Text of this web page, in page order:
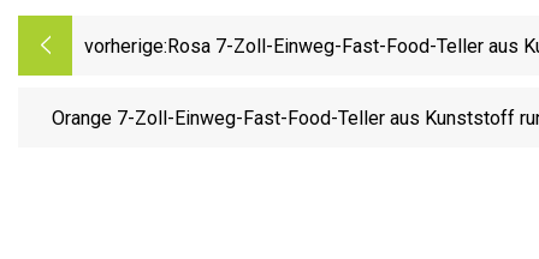
vorherige:Rosa 7-Zoll-Einweg-Fast-Food-Teller aus
Orange 7-Zoll-Einweg-Fast-Food-Teller aus Kunststoff